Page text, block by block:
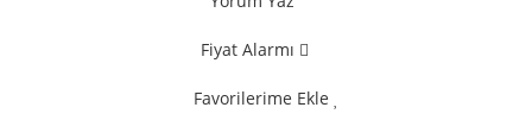
Fiyat Alarmı
Favorilerime Ekle